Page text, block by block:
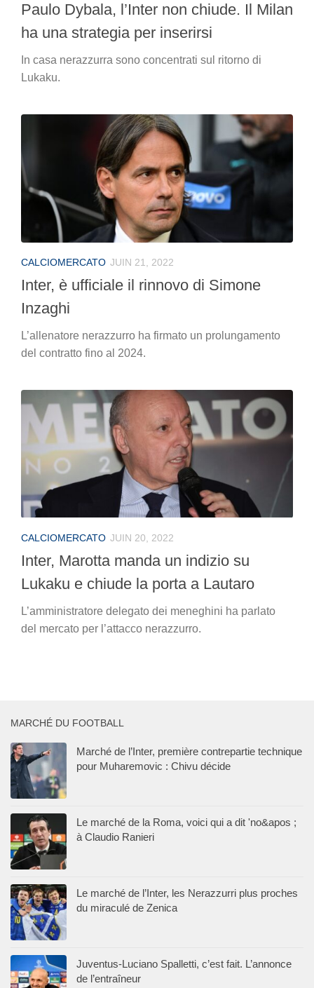
Paulo Dybala, l’Inter non chiude. Il Milan
ha una strategia per inserirsi
In casa nerazzurra sono concentrati sul ritorno di
Lukaku.
CALCIOMERCATO JUIN 21, 2022
Inter, è ufficiale il rinnovo di Simone
Inzaghi
L’allenatore nerazzurro ha firmato un prolungamento
del contratto fino al 2024.
CALCIOMERCATO JUIN 20, 2022
Inter, Marotta manda un indizio su
Lukaku e chiude la porta a Lautaro
L’amministratore delegato dei meneghini ha parlato
del mercato per l’attacco nerazzurro.
MARCHÉ DU FOOTBALL
Marché de l’Inter, première contrepartie technique
pour Muharemovic : Chivu décide
Le marché de la Roma, voici qui a dit 'no&apos ;
à Claudio Ranieri
Le marché de l’Inter, les Nerazzurri plus proches
du miraculé de Zenica
Juventus-Luciano Spalletti, c’est fait. L’annonce
de l’entraîneur